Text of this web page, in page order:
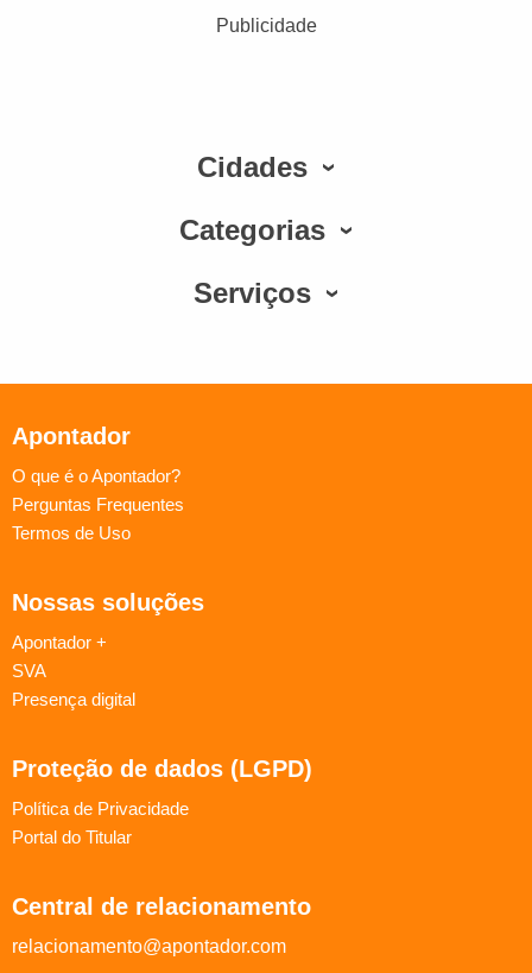
Publicidade
Cidades
Categorias
Serviços
Apontador
O que é o Apontador?
Perguntas Frequentes
Termos de Uso
Nossas soluções
Apontador +
SVA
Presença digital
Proteção de dados (LGPD)
Política de Privacidade
Portal do Titular
Central de relacionamento
relacionamento@apontador.com